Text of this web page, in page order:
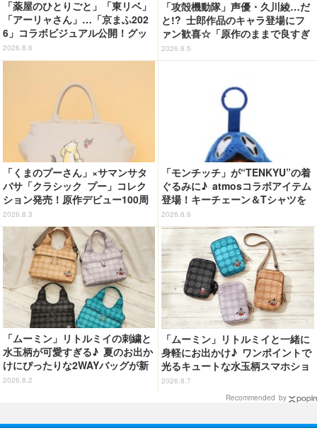
「薬屋のひとりごと」「東リベ」
「アーリャさん」…「京まふ202
6」コラボビジュアル公開！グッ
ズなどの最新情報も
2026.8.6
「攻殻機動隊」声優・久川綾…だ
と!? 士郎作品のキャラ登場にフ
ァン歓喜☆「原作のままで良すぎ
るな」「脳の処理が追いつかない
よお」…第5話【ネタバレあり反
2026.8.5
「くまのプーさん」×サマンサタ
バサ「クラシック プー」コレク
ション発売！原作デビュー100周
年記念でハンドバッグや財布など
全6種が登場
2026.8.3
「モンチッチ」が“TENKYU”の着
ぐるみに♪ atmosコラボアイテム
登場！キーチェーン＆Tシャツを
展開
2026.8.6
「ムーミン」リトルミイの刺繍と
水玉柄が可愛すぎる♪ 夏のお出か
けにぴったりな2WAYバッグが新
登場
2026.8.2
「ムーミン」リトルミイと一緒に
身軽にお出かけ♪ ワンポイントで
光るキュートな水玉柄スマホショ
ルダーが新登場！
2026.8.7
Recommended by